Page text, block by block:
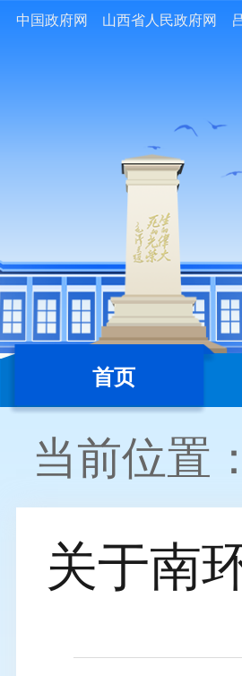
中国政府网 山西省人民政府网
首页
当前位置
关于南